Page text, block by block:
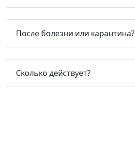
После болезни или карантина?
Сколько действует?